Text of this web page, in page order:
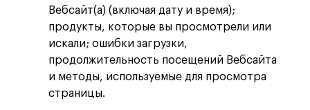
Вебсайт(а) (включая дату и время);
продукты, которые вы просмотрели или
искали; ошибки загрузки,
продолжительность посещений Вебсайта
и методы, используемые для просмотра
страницы.